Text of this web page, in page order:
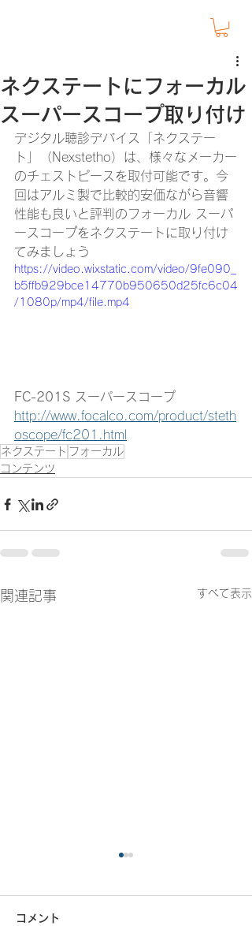
ネクステートにフォーカル
スーパースコープ取り付け
デジタル聴診デバイス「ネクステー
ト」（Nexstetho）は、様々なメーカー
のチェストピースを取付可能です。今
回はアルミ製で比較的安価ながら音響
性能も良いと評判のフォーカル スーパ
ースコープをネクステートに取り付け
てみましょう
https://video.wixstatic.com/video/9fe090_
b5ffb929bce14770b950650d25fc6c04
/1080p/mp4/file.mp4
FC-201S スーパースコープ
http://www.focalco.com/product/steth
oscope/fc201.html
ネクステート フォーカル
コンテンツ
関連記事 すべて表示
コメント